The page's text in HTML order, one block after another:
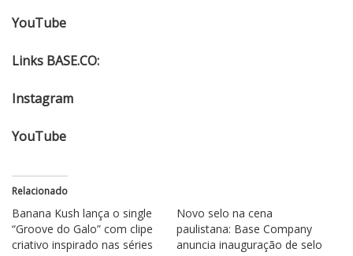
YouTube
Links BASE.CO:
Instagram
YouTube
Relacionado
Banana Kush lança o single
“Groove do Galo” com clipe
criativo inspirado nas séries
Novo selo na cena
paulistana: Base Company
anuncia inauguração de selo